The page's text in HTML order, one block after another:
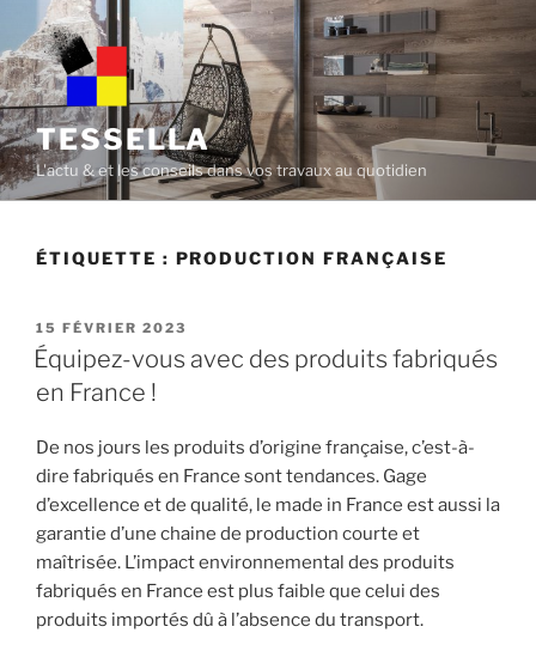
content
TESSELLA
L'actu & et les conseils dans vos travaux au quotidien
ÉTIQUETTE : PRODUCTION FRANÇAISE
POSTED
ON
15 FÉVRIER 2023
Équipez-vous avec des produits fabriqués
en France !
De nos jours les produits d’origine française, c’est-à-
dire fabriqués en France sont tendances. Gage
d’excellence et de qualité, le made in France est aussi la
garantie d’une chaine de production courte et
maîtrisée. L’impact environnemental des produits
fabriqués en France est plus faible que celui des
produits importés dû à l’absence du transport.